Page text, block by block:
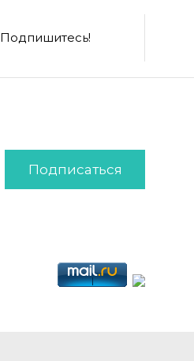
Подпишитесь!
Подписаться